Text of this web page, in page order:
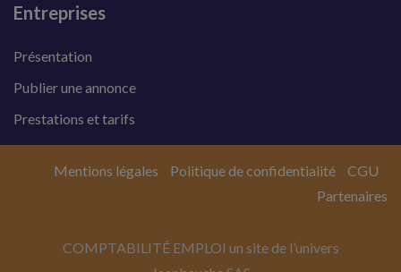
Entreprises
Présentation
Publier une annonce
Prestations et tarifs
COMPTABILITÉ EMPLOI un site de l’univers
Mentions légales Politique de confidentialité
CGU
Partenaires